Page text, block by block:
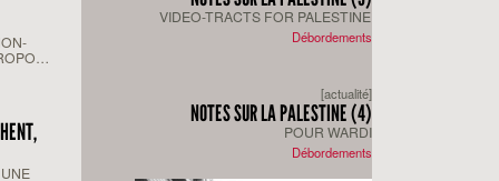
RUY
VIDEO-TRACTS FOR PALESTINE
Débordements
[actualité]
NOTES SUR LA PALESTINE (4)
POUR WARDI
Débordements